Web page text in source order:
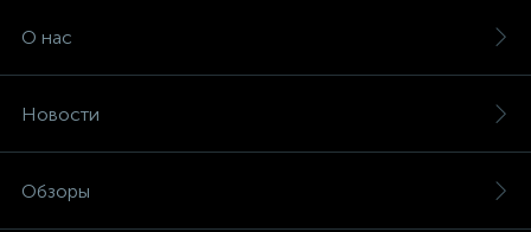
О нас
Новости
Обзоры